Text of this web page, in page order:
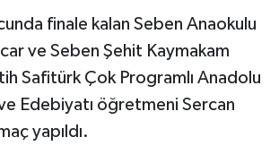
finale kalan Seben Anaokulu
ve Seben Şehit Kaymakam
Safitürk Çok Programlı Anadolu
Edebiyatı öğretmeni Sercan
yapıldı.